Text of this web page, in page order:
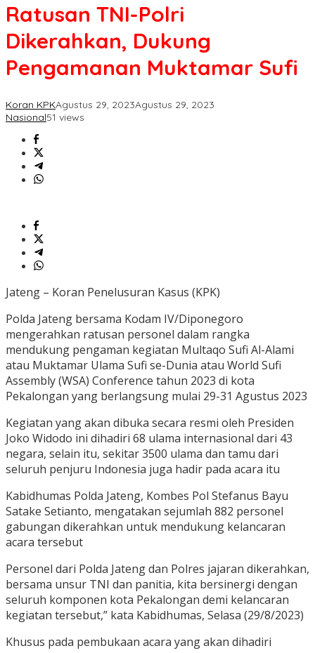
Dikerahkan,
Pengamanan
Muktamar
Sufi
Ratusan TNI-Polri
Dikerahkan, Dukung
Pengamanan Muktamar Sufi
Koran KPKAgustus 29, 2023Agustus 29, 2023
Nasional51 views
Jateng – Koran Penelusuran Kasus (KPK)
Polda Jateng bersama Kodam IV/Diponegoro
mengerahkan ratusan personel dalam rangka
mendukung pengaman kegiatan Multaqo Sufi Al-Alami
atau Muktamar Ulama Sufi se-Dunia atau World Sufi
Assembly (WSA) Conference tahun 2023 di kota
Pekalongan yang berlangsung mulai 29-31 Agustus 2023
Kegiatan yang akan dibuka secara resmi oleh Presiden
Joko Widodo ini dihadiri 68 ulama internasional dari 43
negara, selain itu, sekitar 3500 ulama dan tamu dari
seluruh penjuru Indonesia juga hadir pada acara itu
Kabidhumas Polda Jateng, Kombes Pol Stefanus Bayu
Satake Setianto, mengatakan sejumlah 882 personel
gabungan dikerahkan untuk mendukung kelancaran
acara tersebut
Personel dari Polda Jateng dan Polres jajaran dikerahkan,
bersama unsur TNI dan panitia, kita bersinergi dengan
seluruh komponen kota Pekalongan demi kelancaran
kegiatan tersebut,” kata Kabidhumas, Selasa (29/8/2023)
Khusus pada pembukaan acara yang akan dihadiri